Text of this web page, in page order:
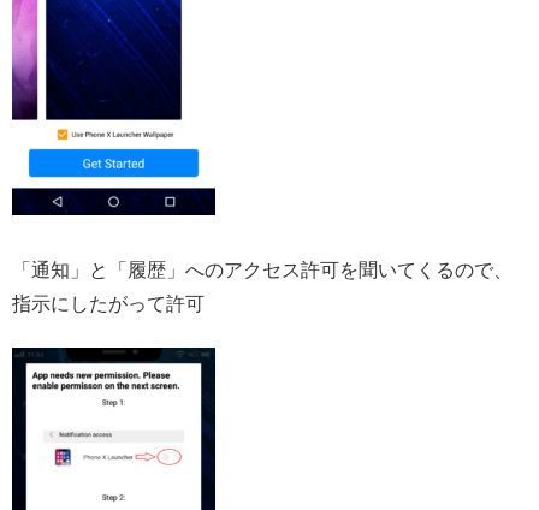
「通知」と「履歴」へのアクセス許可を聞いてくるので、
指示にしたがって許可